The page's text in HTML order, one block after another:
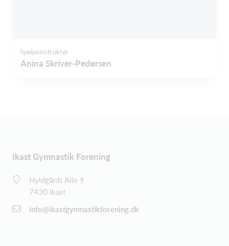
hjælpeinstruktør
Anina Skriver-Pedersen
Ikast Gymnastik Forening
Hyldgårds Alle 9
7430 Ikast
info@ikastgymnastikforening.dk